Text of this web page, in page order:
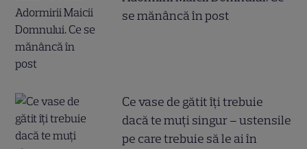
se mănâncă în post
Ce vase de gătit îți trebuie
dacă te muți singur – ustensile
pe care trebuie să le ai în